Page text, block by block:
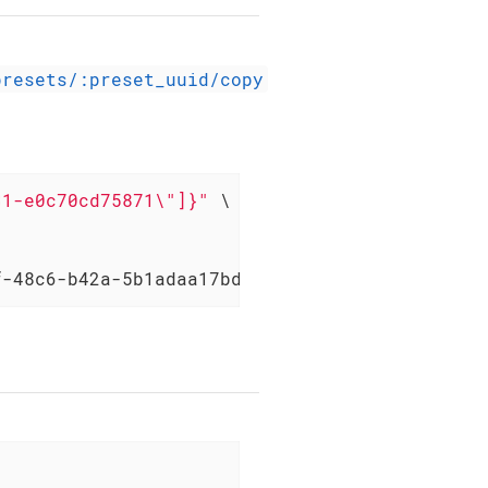
:preset_uuid/copy
e0c70cd75871\"]}"
\
b42a-5b1adaa17bd0/job_list_presets/